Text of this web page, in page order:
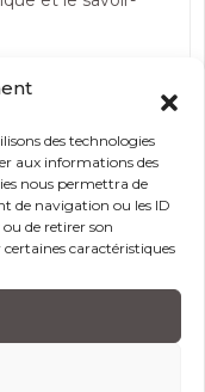
des technologies
aux informations des
nous permettra de
de navigation ou les ID
de retirer son
caractéristiques